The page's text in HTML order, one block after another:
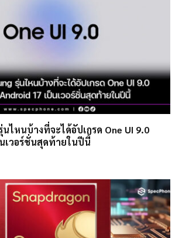
นไหนบ้างที่จะได้อัปเกรด One UI 9.0
เวอร์ชั่นสุดท้ายในปีนี้